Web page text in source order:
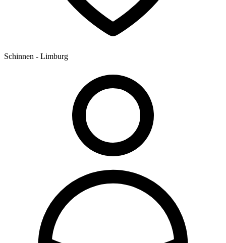
Schinnen - Limburg